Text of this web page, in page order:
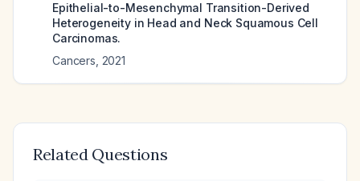
Epithelial-to-Mesenchymal Transition-Derived
Heterogeneity in Head and Neck Squamous Cell
Carcinomas.
Cancers 2021
Related Questions